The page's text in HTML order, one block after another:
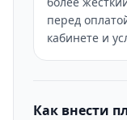
перед
кабинете и
Как внести